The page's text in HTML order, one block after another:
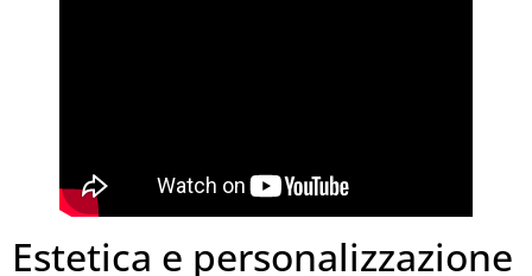
Estetica e personalizzazione